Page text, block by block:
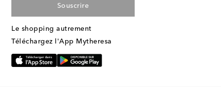
Souscrire
Le shopping autrement
Téléchargez l'App Mytheresa